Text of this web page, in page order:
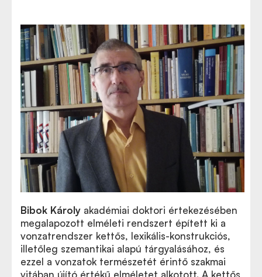
Bibok Károly akadémiai doktori értekezésében
megalapozott elméleti rendszert épített ki a
vonzatrendszer kettős, lexikális-konstrukciós,
illetőleg szemantikai alapú tárgyalásához, és
ezzel a vonzatok természetét érintő szakmai
vitában újító értékű elméletet alkotott. A kettős